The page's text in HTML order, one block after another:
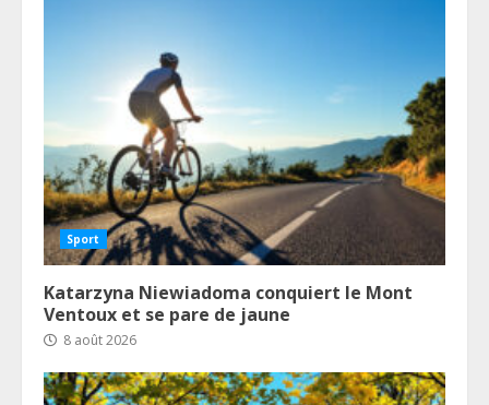
Sport
Katarzyna Niewiadoma conquiert le Mont
Ventoux et se pare de jaune
8 août 2026